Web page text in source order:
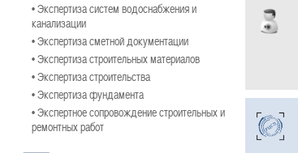
• Экспертиза систем водоснабжения и
канализации
• Экспертиза сметной документации
• Экспертиза строительных материалов
• Экспертиза строительства
• Экспертиза фундамента
• Экспертное сопровождение строительных и
ремонтных работ